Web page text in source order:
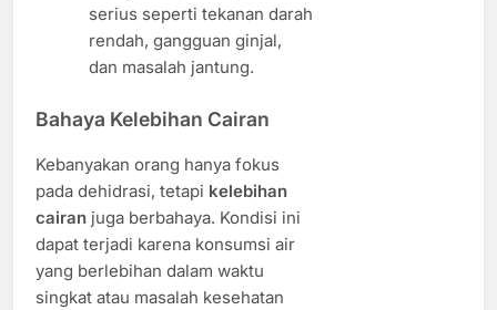
serius seperti tekanan darah
rendah, gangguan ginjal,
dan masalah jantung.
Bahaya Kelebihan Cairan
Kebanyakan orang hanya fokus
pada dehidrasi, tetapi kelebihan
cairan juga berbahaya. Kondisi ini
dapat terjadi karena konsumsi air
yang berlebihan dalam waktu
singkat atau masalah kesehatan